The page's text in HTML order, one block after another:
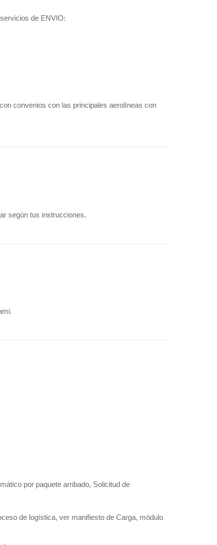
de ENVIO:
convenios con las principales aerolíneas con
según tus instrucciones.
por paquete arribado, Solicitud de
de logística, ver manifiesto de Carga, módulo